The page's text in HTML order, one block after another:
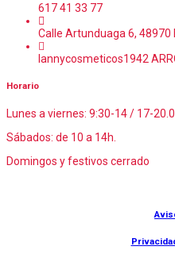
617 41 33 77
Calle Artunduaga 6, 48970
lannycosmeticos1942
Horario
Lunes a viernes: 9:30-14 / 17-
Sábados: de 10 a 14h.
Domingos y festivos cerrado